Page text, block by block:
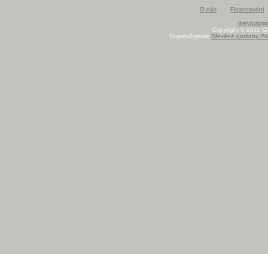
O nás Financování
Copyright © 2011
Doporučujeme Dřevěné podlahy